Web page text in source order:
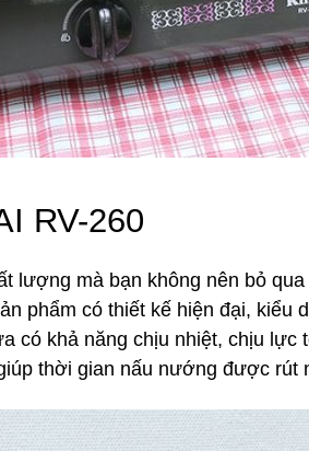
RV-260
lượng mà bạn không nên bỏ
phẩm có thiết kế hiện đại,
có khả năng chịu nhiệt, chịu
thời gian nấu nướng được rút